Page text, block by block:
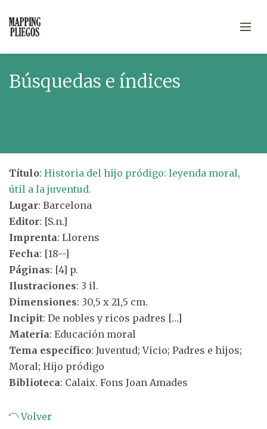
Búsquedas e índices
Título: Historia del hijo pródigo: leyenda moral,
útil a la juventud.
Lugar: Barcelona
Editor: [S.n.]
Imprenta: Llorens
Fecha: [18--]
Páginas: [4] p.
Ilustraciones: 3 il.
Dimensiones: 30,5 x 21,5 cm.
Incipit: De nobles y ricos padres […]
Materia: Educación moral
Tema específico: Juventud; Vicio; Padres e hijos;
Moral; Hijo pródigo
Biblioteca: Calaix. Fons Joan Amades
Volver